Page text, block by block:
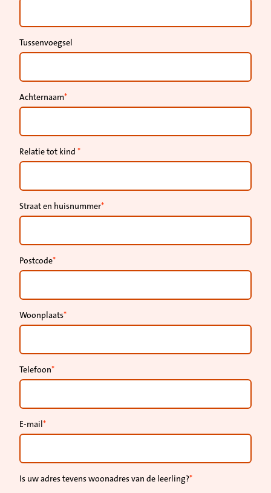
Tussenvoegsel
Achternaam
Relatie tot kind
Straat en huisnummer
Postcode
Woonplaats
Telefoon
E-mail
Is uw adres tevens woonadres van de leerling?